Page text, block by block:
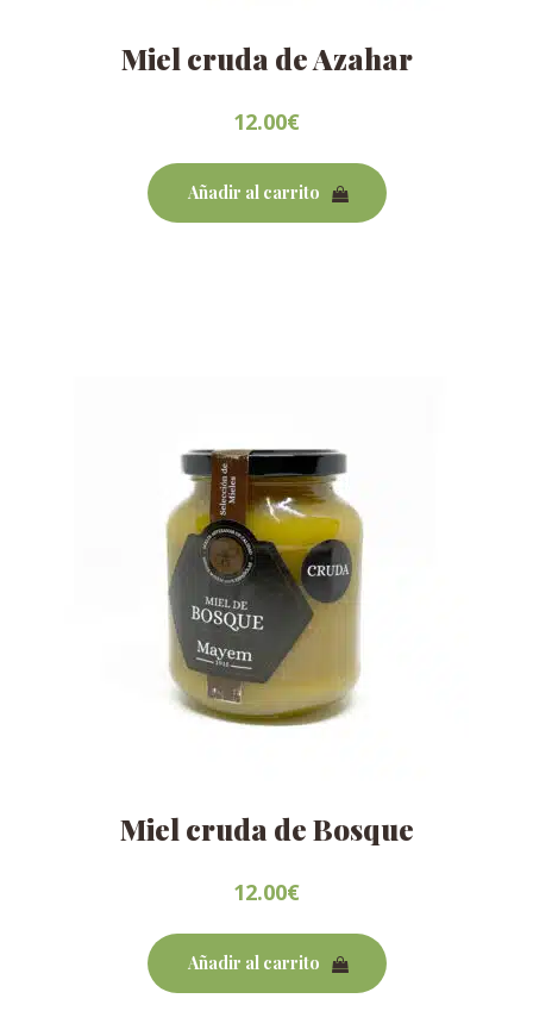
Miel cruda de Azahar
12.00€
Añadir al carrito
Miel cruda de Bosque
12.00€
Añadir al carrito